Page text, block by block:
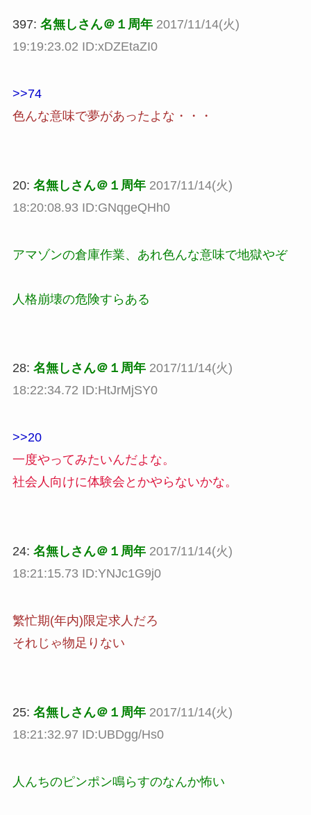
397: 名無しさん＠１周年 2017/11/14(火)
19:19:23.02 ID:xDZEtaZI0
>>74
色んな意味で夢があったよな・・・
20: 名無しさん＠１周年 2017/11/14(火)
18:20:08.93 ID:GNqgeQHh0
アマゾンの倉庫作業、あれ色んな意味で地獄やぞ
人格崩壊の危険すらある
28: 名無しさん＠１周年 2017/11/14(火)
18:22:34.72 ID:HtJrMjSY0
>>20
一度やってみたいんだよな。
社会人向けに体験会とかやらないかな。
24: 名無しさん＠１周年 2017/11/14(火)
18:21:15.73 ID:YNJc1G9j0
繁忙期(年内)限定求人だろ
それじゃ物足りない
25: 名無しさん＠１周年 2017/11/14(火)
18:21:32.97 ID:UBDgg/Hs0
人んちのピンポン鳴らすのなんか怖い